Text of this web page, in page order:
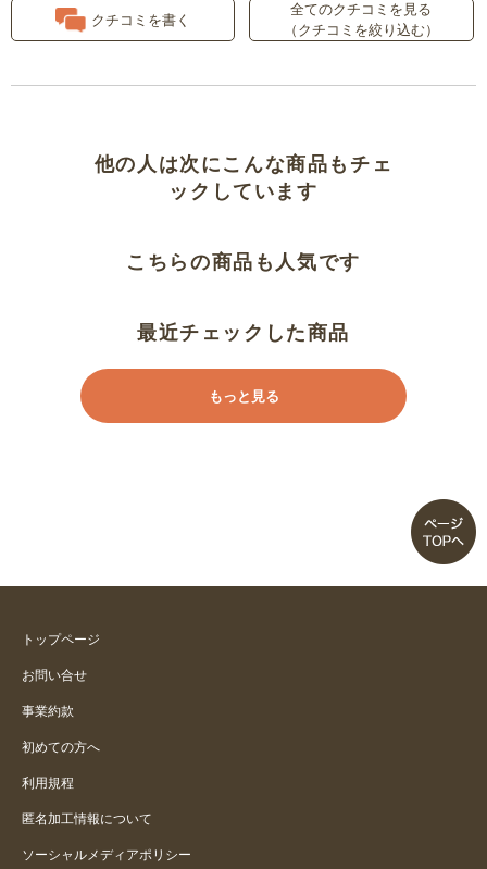
肌触りがいい
安くて長持ち
優しい肌触り
クチコミを書く
全てのクチコミを見る
（クチコミを絞り込む）
他の人は次にこんな商品もチェ
ックしています
こちらの商品も人気です
最近チェックした商品
もっと見る
トップページ
お問い合せ
事業約款
初めての方へ
利用規程
匿名加工情報について
ソーシャルメディアポリシー